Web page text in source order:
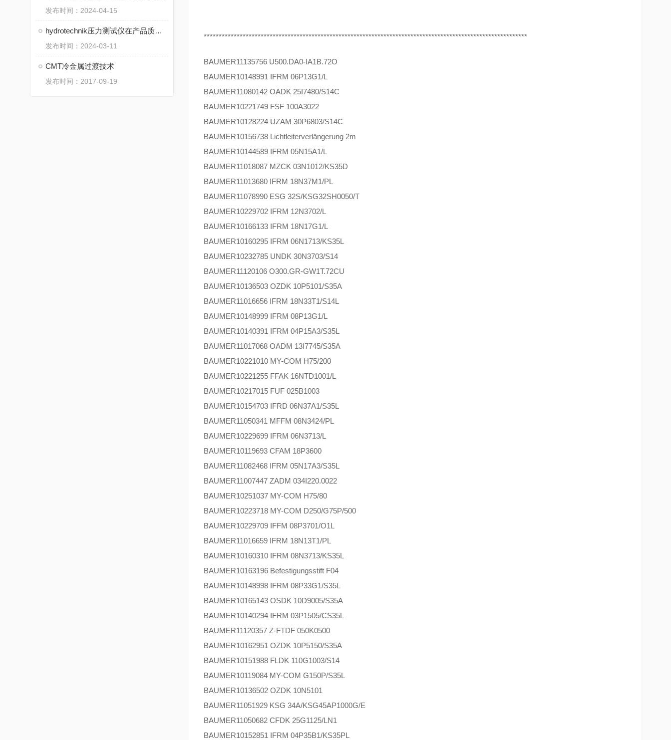
发布时间：2024-04-15
hydrotechnik压力测试仪在产品质量控制中的关键作用
发布时间：2024-03-11
CMT冷金属过渡技术
发布时间：2017-09-19
************************************************************************************************************
BAUMER11135756 U500.DA0-IA1B.72O
BAUMER10148991 IFRM 06P13G1/L
BAUMER11080142 OADK 25I7480/S14C
BAUMER10221749 FSF 100A3022
BAUMER10128224 UZAM 30P6803/S14C
BAUMER10156738 Lichtleiterverlängerung 2m
BAUMER10144589 IFRM 05N15A1/L
BAUMER11018087 MZCK 03N1012/KS35D
BAUMER11013680 IFRM 18N37M1/PL
BAUMER11078990 ESG 32S/KSG32SH0050/T
BAUMER10229702 IFRM 12N3702/L
BAUMER10166133 IFRM 18N17G1/L
BAUMER10160295 IFRM 06N1713/KS35L
BAUMER10232785 UNDK 30N3703/S14
BAUMER11120106 O300.GR-GW1T.72CU
BAUMER10136503 OZDK 10P5101/S35A
BAUMER11016656 IFRM 18N33T1/S14L
BAUMER10148999 IFRM 08P13G1/L
BAUMER10140391 IFRM 04P15A3/S35L
BAUMER11017068 OADM 13I7745/S35A
BAUMER10221010 MY-COM H75/200
BAUMER10221255 FFAK 16NTD1001/L
BAUMER10217015 FUF 025B1003
BAUMER10154703 IFRD 06N37A1/S35L
BAUMER11050341 MFFM 08N3424/PL
BAUMER10229699 IFRM 06N3713/L
BAUMER10119693 CFAM 18P3600
BAUMER11082468 IFRM 05N17A3/S35L
BAUMER11007447 ZADM 034I220.0022
BAUMER10251037 MY-COM H75/80
BAUMER10223718 MY-COM D250/G75P/500
BAUMER10229709 IFFM 08P3701/O1L
BAUMER11016659 IFRM 18N13T1/PL
BAUMER10160310 IFRM 08N3713/KS35L
BAUMER10163196 Befestigungsstift F04
BAUMER10148998 IFRM 08P33G1/S35L
BAUMER10165143 OSDK 10D9005/S35A
BAUMER10140294 IFRM 03P1505/CS35L
BAUMER11120357 Z-FTDF 050K0500
BAUMER10162951 OZDK 10P5150/S35A
BAUMER10151988 FLDK 110G1003/S14
BAUMER10119084 MY-COM G150P/S35L
BAUMER10136502 OZDK 10N5101
BAUMER11051929 KSG 34A/KSG45AP1000G/E
BAUMER11050682 CFDK 25G1125/LN1
BAUMER10152851 IFRM 04P35B1/KS35PL